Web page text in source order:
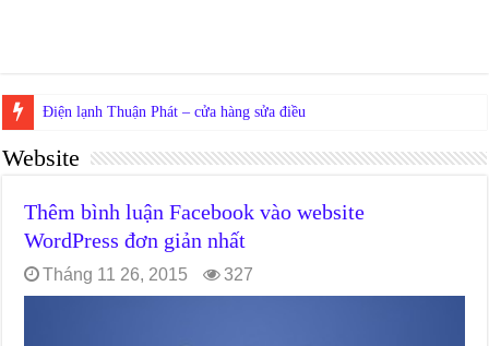
Website
Thêm bình luận Facebook vào website
WordPress đơn giản nhất
Tháng 11 26, 2015 327